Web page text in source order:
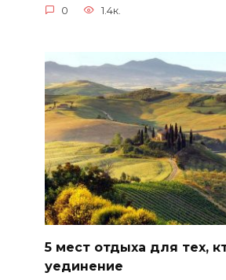
0 1.4к.
5 мест отдыха для тех,
уединение